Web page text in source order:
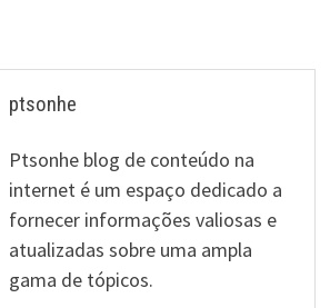
ptsonhe
Ptsonhe blog de conteúdo na
internet é um espaço dedicado a
fornecer informações valiosas e
atualizadas sobre uma ampla
gama de tópicos.